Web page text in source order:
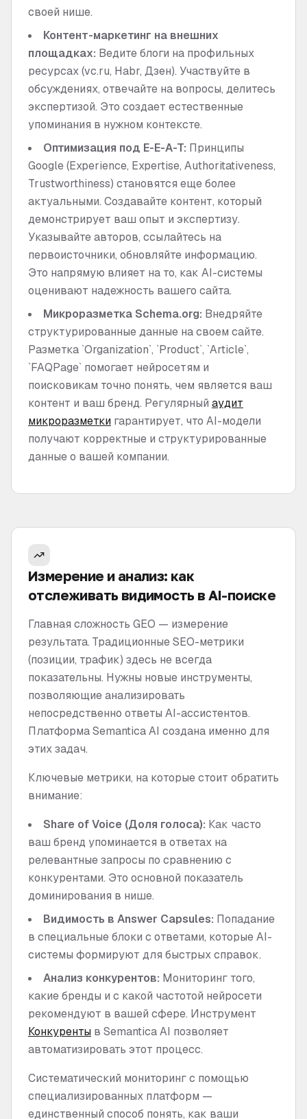
своей нише.
Контент-маркетинг на внешних
площадках: Ведите блоги на профильных
ресурсах (vc.ru, Habr, Дзен). Участвуйте в
обсуждениях, отвечайте на вопросы, делитесь
экспертизой. Это создает естественные
упоминания в нужном контексте.
Оптимизация под E-E-A-T: Принципы
Google (Experience, Expertise, Authoritativeness,
Trustworthiness) становятся еще более
актуальными. Создавайте контент, который
демонстрирует ваш опыт и экспертизу.
Указывайте авторов, ссылайтесь на
первоисточники, обновляйте информацию.
Это напрямую влияет на то, как AI-системы
оценивают надежность вашего сайта.
Микроразметка Schema.org: Внедряйте
структурированные данные на своем сайте.
Разметка `Organization`, `Product`, `Article`,
`FAQPage` помогает нейросетям и
поисковикам точно понять, чем является ваш
контент и ваш бренд. Регулярный аудит
микроразметки гарантирует, что AI-модели
получают корректные и структурированные
данные о вашей компании.
Измерение и анализ: как
отслеживать видимость в AI-поиске
Главная сложность GEO — измерение
результата. Традиционные SEO-метрики
(позиции, трафик) здесь не всегда
показательны. Нужны новые инструменты,
позволяющие анализировать
непосредственно ответы AI-ассистентов.
Платформа Semantica AI создана именно для
этих задач.
Ключевые метрики, на которые стоит обратить
внимание:
Share of Voice (Доля голоса): Как часто
ваш бренд упоминается в ответах на
релевантные запросы по сравнению с
конкурентами. Это основной показатель
доминирования в нише.
Видимость в Answer Capsules: Попадание
в специальные блоки с ответами, которые AI-
системы формируют для быстрых справок.
Анализ конкурентов: Мониторинг того,
какие бренды и с какой частотой нейросети
рекомендуют в вашей сфере. Инструмент
Конкуренты в Semantica AI позволяет
автоматизировать этот процесс.
Систематический мониторинг с помощью
специализированных платформ —
единственный способ понять, как ваши